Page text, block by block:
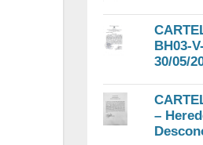
BH03-
30/05/
–